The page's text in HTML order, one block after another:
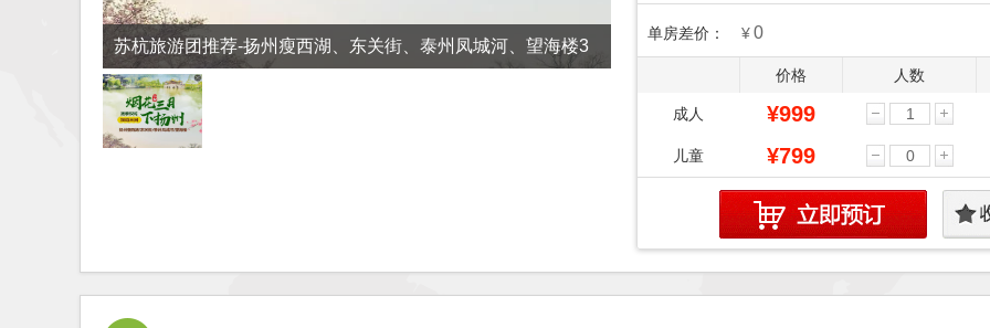
苏杭旅游团推荐-扬州瘦西湖、东关街、泰州凤城河、望海楼3
日游q
单房差价： ¥0
价格 人数
成人 ¥999
儿童 ¥799